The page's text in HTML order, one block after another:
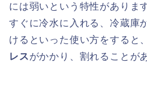
には弱いという特性がありま
すぐに冷水に入れる、冷蔵庫
けるといった使い方をすると、
レスがかかり、割れることが